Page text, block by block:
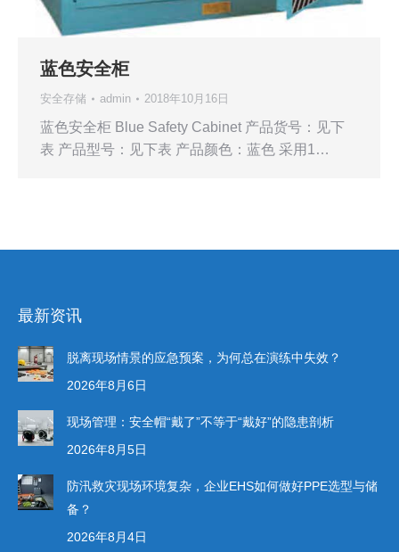
蓝色安全柜
安全存储 admin 2018年10月16日
蓝色安全柜 Blue Safety Cabinet 产品货号：见下
表 产品型号：见下表 产品颜色：蓝色 采用1…
最新资讯
脱离现场情景的应急预案，为何总在演练中失效？
2026年8月6日
现场管理：安全帽“戴了”不等于“戴好”的隐患剖析
2026年8月5日
防汛救灾现场环境复杂，企业EHS如何做好PPE选型与储
备？
2026年8月4日